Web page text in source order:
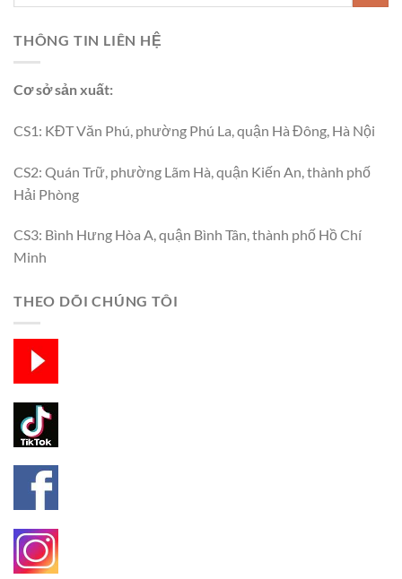
THÔNG TIN LIÊN HỆ
Cơ sở sản xuất:
CS1: KĐT Văn Phú, phường Phú La, quận Hà Đông, Hà Nội
CS2: Quán Trữ, phường Lãm Hà, quận Kiến An, thành phố
Hải Phòng
CS3: Bình Hưng Hòa A, quận Bình Tân, thành phố Hồ Chí
Minh
THEO DÕI CHÚNG TÔI